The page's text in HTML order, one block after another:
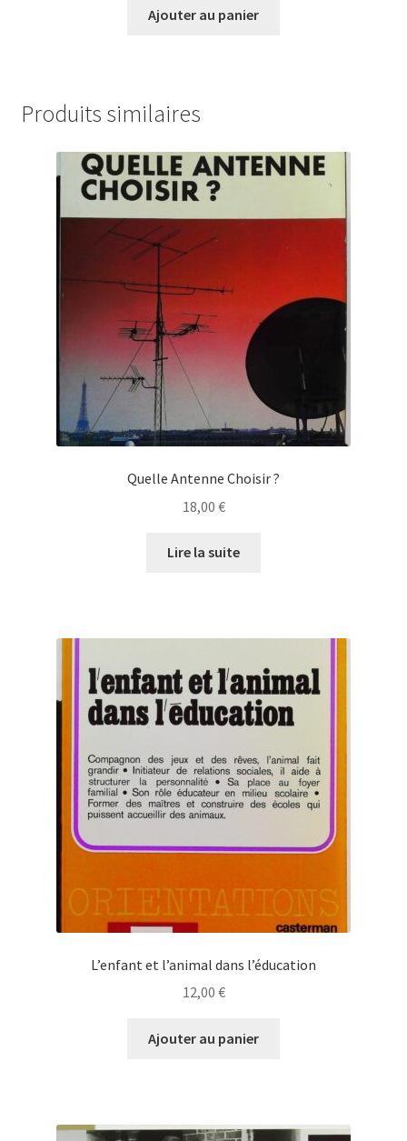
Ajouter au panier
Produits similaires
Quelle Antenne Choisir ?
18,00 €
Lire la suite
L’enfant et l’animal dans l’éducation
12,00 €
Ajouter au panier